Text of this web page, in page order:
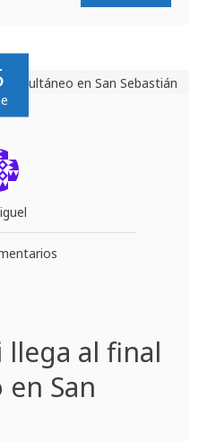
llega al final
San